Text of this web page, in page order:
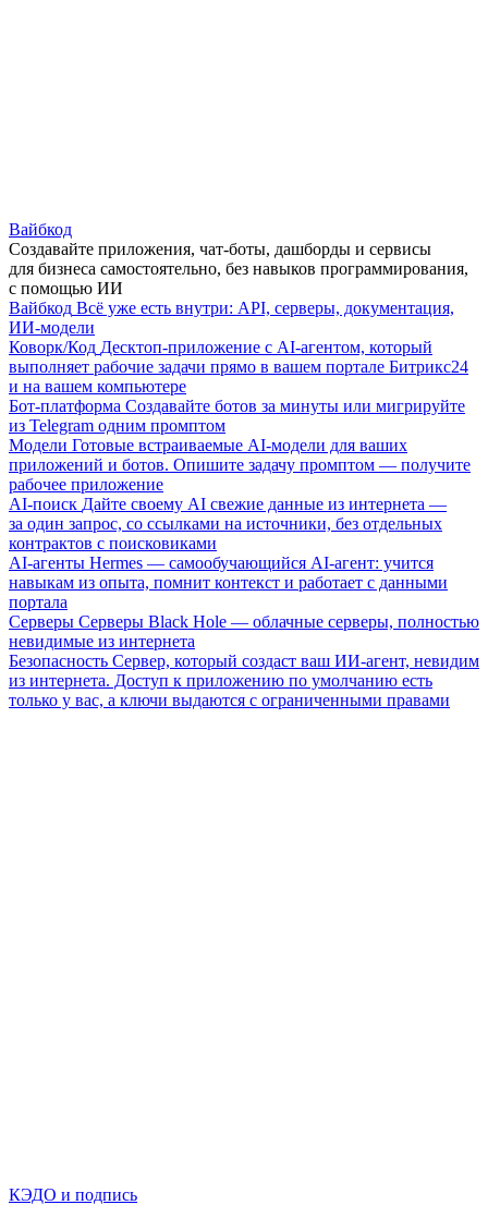
Вайбкод
Создавайте приложения, чат-боты, дашборды и сервисы
для бизнеса самостоятельно, без навыков программирования,
с помощью ИИ
Вайбкод Всё уже есть внутри: API, серверы, документация,
ИИ-модели
Коворк/Код Десктоп-приложение с AI-агентом, который
выполняет рабочие задачи прямо в вашем портале Битрикс24
и на вашем компьютере
Бот-платформа Создавайте ботов за минуты или мигрируйте
из Telegram одним промптом
Модели Готовые встраиваемые AI-модели для ваших
приложений и ботов. Опишите задачу промптом — получите
рабочее приложение
AI-поиск Дайте своему AI свежие данные из интернета —
за один запрос, со ссылками на источники, без отдельных
контрактов с поисковиками
AI-агенты Hermes — самообучающийся AI-агент: учится
навыкам из опыта, помнит контекст и работает с данными
портала
Серверы Серверы Black Hole — облачные серверы, полностью
невидимые из интернета
Безопасность Сервер, который создаст ваш ИИ-агент, невидим
из интернета. Доступ к приложению по умолчанию есть
только у вас, а ключи выдаются с ограниченными правами
КЭДО и подпись